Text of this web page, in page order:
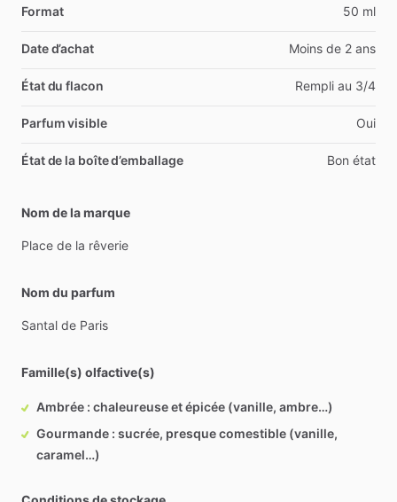
Format 50 ml
Date d’achat Moins de 2 ans
État du flacon Rempli au 3/4
Parfum visible Oui
État de la boîte d’emballage Bon état
Nom de la marque
Place de la rêverie
Nom du parfum
Santal de Paris
Famille(s) olfactive(s)
Ambrée : chaleureuse et épicée (vanille, ambre…)
Gourmande : sucrée, presque comestible (vanille,
caramel…)